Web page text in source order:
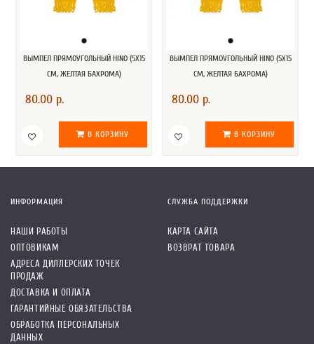
ВЫМПЕЛ ПРЯМОУГОЛЬНЫЙ HINO (5Х15
СМ, ЖЕЛТАЯ БАХРОМА)
80.00 р.
В КОРЗИНУ
ВЫМПЕЛ ПРЯМОУГОЛЬНЫЙ HINO (5Х15
СМ, ЖЕЛТАЯ БАХРОМА)
80.00 р.
В КОРЗИНУ
ИНФОРМАЦИЯ
НАШИ РАБОТЫ
ОПТОВИКАМ
АДРЕСА ДИЛЛЕРСКИХ ТОЧЕК
ПРОДАЖ
ДОСТАВКА И ОПЛАТА
ГАРАНТИЙНЫЕ ОБЯЗАТЕЛЬСТВА
ОБРАБОТКА ПЕРСОНАЛЬНЫХ
ДАННЫХ
СЛУЖБА ПОДДЕРЖКИ
КАРТА САЙТА
ВОЗВРАТ ТОВАРА